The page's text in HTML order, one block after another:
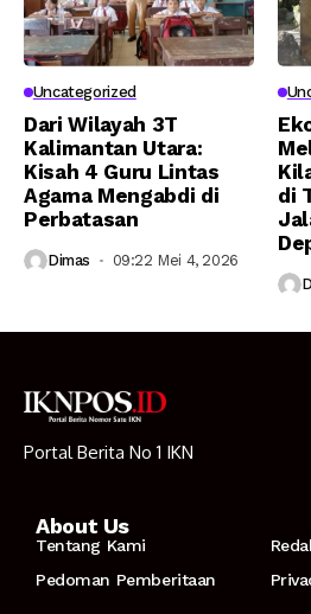
Uncategorized
Dari Wilayah 3T
Kalimantan Utara:
Kisah 4 Guru Lintas
Agama Mengabdi di
Perbatasan
Dimas 09:22 Mei 4, 2026
di
Portal Berita No 1 IKN
About Us
Tentang Kami
Pedoman Pemberitaan